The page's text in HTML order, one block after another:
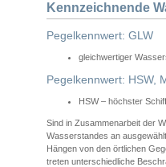
Kennzeichnende
Pegelkennwert: GLW
gleichwertiger
Pegelkennwert: HSW,
HSW – höchster
Sind in Zusammenarbeit der
Wasserstandes an
Hängen von den örtlichen
treten unterschiedliche